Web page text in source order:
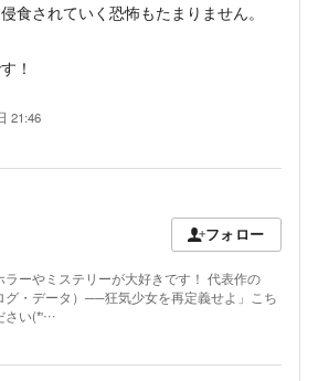
食されていく恐怖もたまりません。
！
21:46
フォロー
ーやミステリーが大好きです！ 代表作の
グ・データ）──狂気少女を再定義せよ」こち
さい(*'…